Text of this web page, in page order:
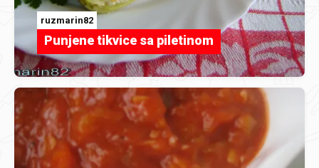
ruzmarin82
Punjene tikvice sa piletinom